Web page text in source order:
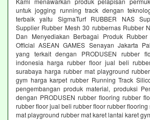
untuk jogging running track dengan
terbaik yaitu SigmaTurf RUBBER NAS
Supplier Rubber Mesh 30 rubbernas Rubber
Dan Menyediakan Berbagai Produk
Official ASEAN GAMES Senayan Jakarta
yang terkait dengan PRODUSEN rubber
indonesia harga rubber floor jual beli
surabaya harga rubber mat playground
gym harga karpet rubber Running Track
pengembangan produk material, produksi
dengan PRODUSEN rubber flooring rubber
rubber floor jual beli rubber floor rubber
mat playground rubber mat karet lantai karet